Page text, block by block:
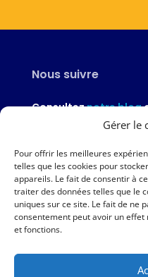
Gérer le
Pour offrir les meilleures
telles que les cookies pour
appareils. Le fait de consentir à
traiter des données telles que le
uniques sur ce site. Le fait de ne
consentement peut avoir un
et fonctions.
Nous suivre
Consulteznotre blog
Nous contacter
02 97 46
Nous écrire